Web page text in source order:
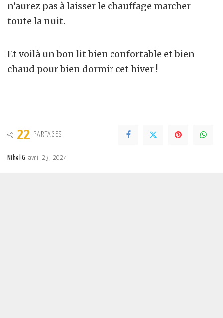
n’aurez pas à laisser le chauffage marcher
toute la nuit.
Et voilà un bon lit bien confortable et bien
chaud pour bien dormir cet hiver !
22 PARTAGES
Nihel G avril 23, 2024